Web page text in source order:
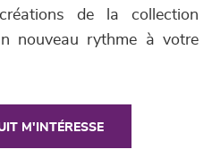
de la collection
nouveau rythme à votre
M'INTÉRESSE